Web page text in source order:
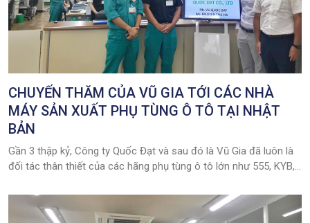
CHUYẾN THĂM CỦA VŨ GIA TỚI CÁC NHÀ
MÁY SẢN XUẤT PHỤ TÙNG Ô TÔ TẠI NHẬT
BẢN
Gần 3 thập kỷ, Công ty Quốc Đạt và sau đó là Vũ Gia đã luôn là
đối tác thân thiết của các hãng phụ tùng ô tô lớn như 555, KYB,